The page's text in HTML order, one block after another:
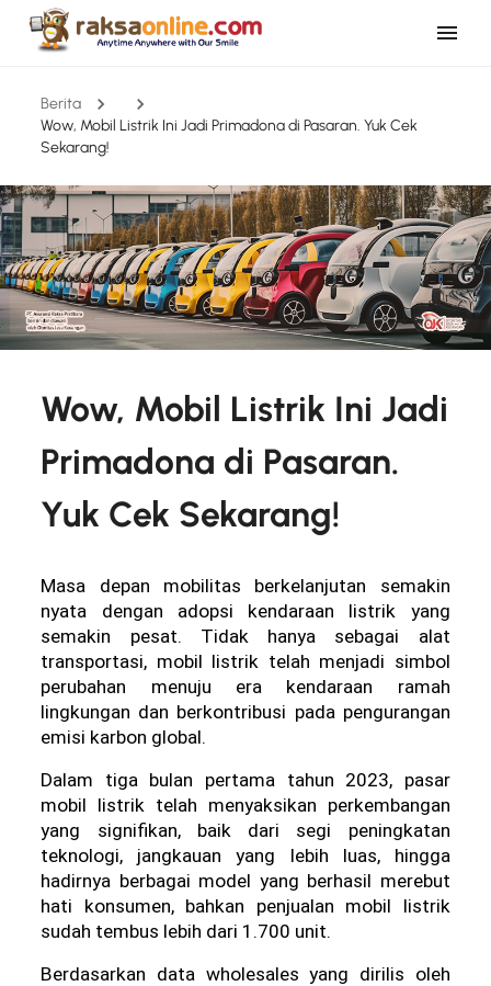
Berita
Wow, Mobil Listrik Ini Jadi Primadona di Pasaran. Yuk Cek
Sekarang!
Wow, Mobil Listrik Ini Jadi
Primadona di Pasaran.
Yuk Cek Sekarang!
Masa depan mobilitas berkelanjutan semakin
nyata dengan adopsi kendaraan listrik yang
semakin pesat. Tidak hanya sebagai alat
transportasi, mobil listrik telah menjadi simbol
perubahan menuju era kendaraan ramah
lingkungan dan berkontribusi pada pengurangan
emisi karbon global.
Dalam tiga bulan pertama tahun 2023, pasar
mobil listrik telah menyaksikan perkembangan
yang signifikan, baik dari segi peningkatan
teknologi, jangkauan yang lebih luas, hingga
hadirnya berbagai model yang berhasil merebut
hati konsumen, bahkan penjualan mobil listrik
sudah tembus lebih dari 1.700 unit.
Berdasarkan data wholesales yang dirilis oleh